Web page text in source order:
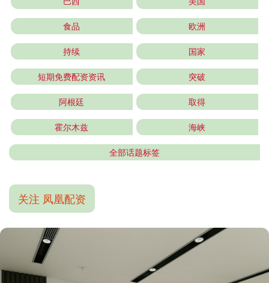
食品 欧洲
持续 国家
短期免费配资资讯 突破
阿根廷 取得
霍尔木兹 海峡
全部话题标签
关注 凤凰配资